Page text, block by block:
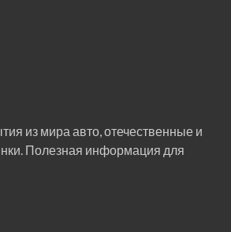
из мира авто, отечественные и
Полезная информация для